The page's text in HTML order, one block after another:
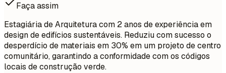
Faça assim
Estagiária de Arquitetura com 2 anos de experiência em
design de edifícios sustentáveis. Reduziu com sucesso o
desperdício de materiais em 30% em um projeto de centro
comunitário, garantindo a conformidade com os códigos
locais de construção verde.